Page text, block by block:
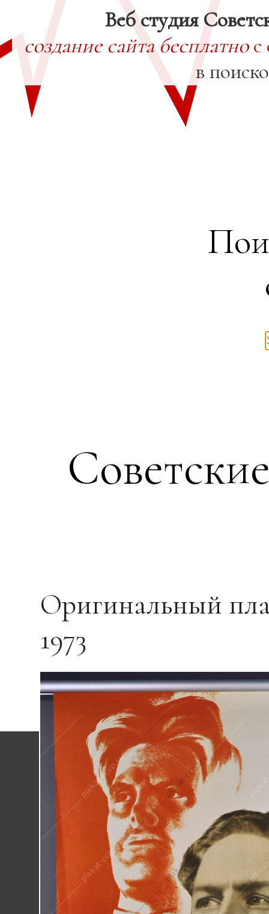
Веб студия
создание сайта бесплатнос
в
Оригинальный
1973